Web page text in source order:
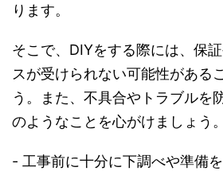
ります。
そこで、DIYをする際には、保
スが受けられない可能性がある
う。また、不具合やトラブルを
のようなことを心がけましょう。
- 工事前に十分に下調べや準備